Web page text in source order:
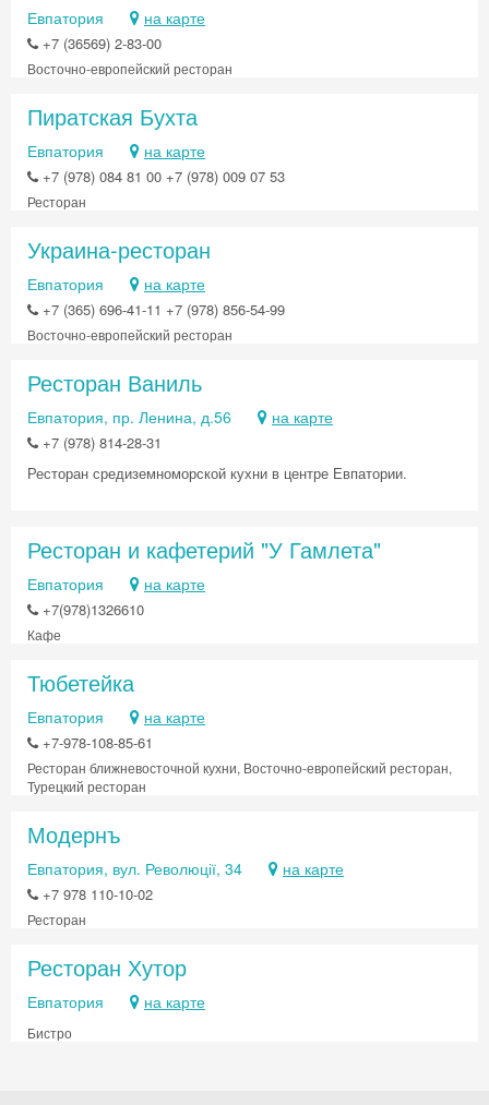
Евпатория на карте
+7 (36569) 2-83-00
Восточно-европейский ресторан
Пиратская Бухта
Евпатория на карте
+7 (978) 084 81 00 +7 (978) 009 07 53
Ресторан
Украина-ресторан
Евпатория на карте
+7 (365) 696-41-11 +7 (978) 856-54-99
Восточно-европейский ресторан
Ресторан Ваниль
Евпатория, пр. Ленина, д.56 на карте
+7 (978) 814-28-31
Ресторан средиземноморской кухни в центре Евпатории.
Ресторан и кафетерий "У Гамлета"
Евпатория на карте
+7(978)1326610
Кафе
Тюбетейка
Евпатория на карте
+7-978-108-85-61
Ресторан ближневосточной кухни, Восточно-европейский ресторан,
Турецкий ресторан
Модернъ
Евпатория, вул. Революції, 34 на карте
+7 978 110-10-02
Ресторан
Ресторан Хутор
Евпатория на карте
Бистро
Скидка −5%
Хочешь дешевле? Оставь почту и получи
промокод на первое бронирование!